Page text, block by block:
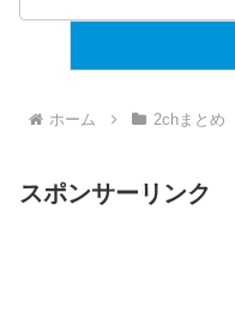
ホーム 2chまとめ
スポンサーリンク